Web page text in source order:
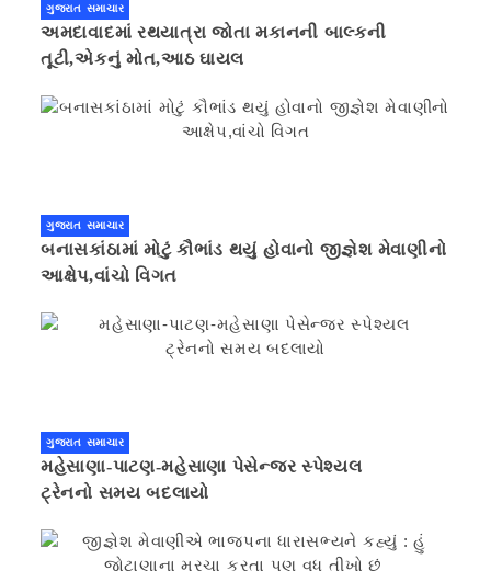
ગુજરાત સમાચાર
અમદાવાદમાં રથયાત્રા જોતા મકાનની બાલ્કની
તૂટી,એકનું મોત,આઠ ઘાયલ
ગુજરાત સમાચાર
બનાસકાંઠામાં મોટું કૌભાંડ થયું હોવાનો જીજ્ઞેશ મેવાણીનો
આક્ષેપ,વાંચો વિગત
ગુજરાત સમાચાર
મહેસાણા-પાટણ-મહેસાણા પેસેન્જર સ્પેશ્યલ
ટ્રેનનો સમય બદલાયો